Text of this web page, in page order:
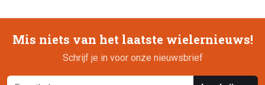
Mis niets van het laatste wielernieuws!
Schrijf je in voor onze nieuwsbrief